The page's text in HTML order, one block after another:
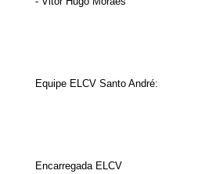
Equipe ELCV Santo André:
Encarregada ELCV